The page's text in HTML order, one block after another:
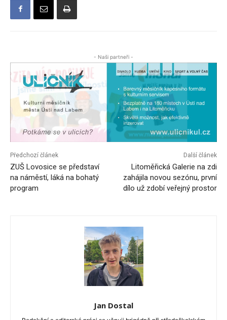
- Naši partneři -
Předchozí článek
ZUŠ Lovosice se představí
na náměstí, láká na bohatý
program
Další článek
Litoměřická Galerie na zdi
zahájila novou sezónu, první
dílo už zdobí veřejný prostor
Jan Dostal